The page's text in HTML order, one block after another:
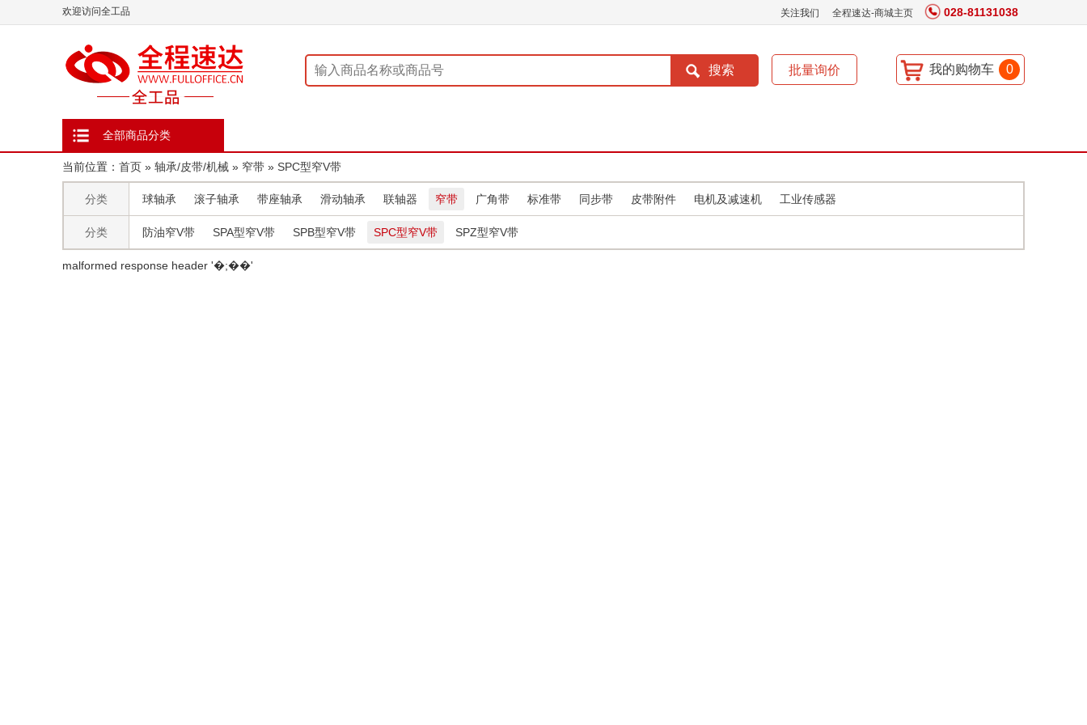
欢迎访问全工品 关注我们 全程速达-商城主页 028-81131038
我的购物车 0
全部商品分类
当前位置： 首页 » 轴承/皮带/机械 » 窄带 » SPC型窄V带
分类 球轴承 滚子轴承 带座轴承 滑动轴承 联轴器 窄带 广角带 标准带 同步带 皮带附件 电机及减速机 工业传感器
分类 防油窄V带 SPA型窄V带 SPB型窄V带 SPC型窄V带 SPZ型窄V带
malformed response header ' �;��'